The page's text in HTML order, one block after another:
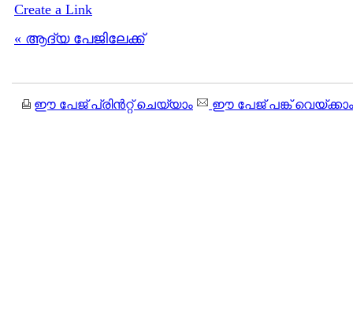
Create a Link
« ആദ്യ പേജിലേക്ക്
ഈ പേജ് പ്രിന്‍റ്റ് ചെയ്യാം ഈ പേജ് പങ്ക് വെയ്ക്കാം